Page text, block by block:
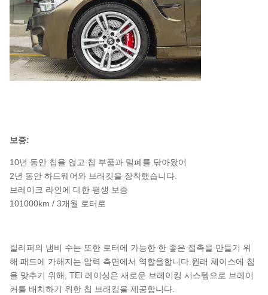
보증:
10년 동안 칩을 얹고 칩 부품과 밀폐를 닦아왔어
2년 동안 하드웨어와 브래킷을 장착했습니다.
브레이크 라인에 대한 평생 보증
101000km / 3개월 로터로
릴리퍼의 냄비 수는 또한 로터에 가능한 한 좋은 접촉을 만들기 위
해 패드에 가해지는 압력 측면에서 역할을합니다.원래 체이스에 칩
을 맞추기 위해, TEI 레이싱은 새로운 브레이킹 시스템으로 브레이
커를 배치하기 위한 칩 브래킹을 제공합니다.